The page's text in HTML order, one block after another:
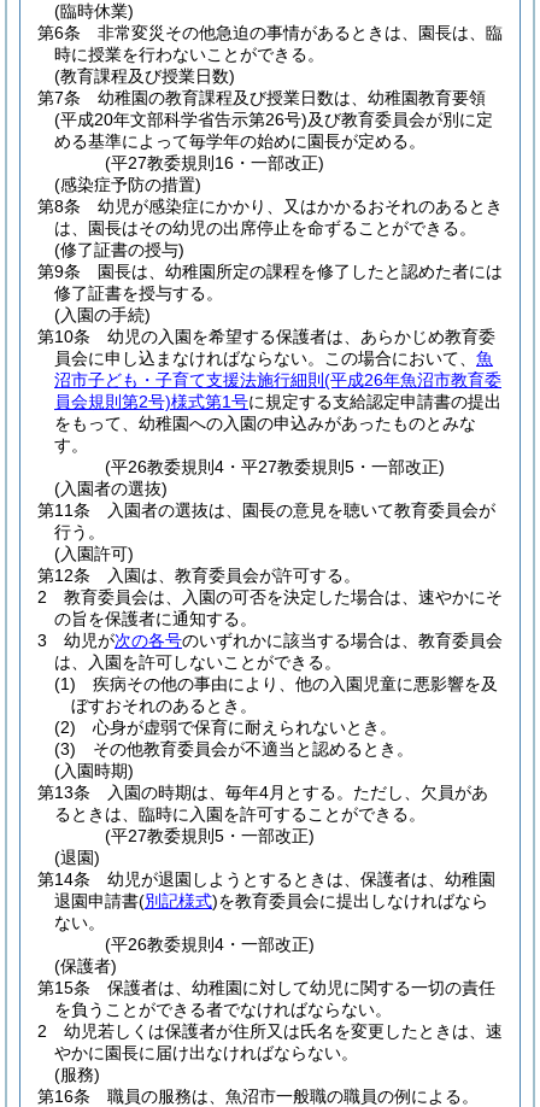
(臨時休業)
第6条
非常変災その他急迫の事情があるときは、園長は、臨
時に授業を行わないことができる。
(教育課程及び授業日数)
第7条
幼稚園の教育課程及び授業日数は、幼稚園教育要領
(平成20年文部科学省告示第26号)及び教育委員会が別に定
める基準によって毎学年の始めに園長が定める。
(平27教委規則16・一部改正)
(感染症予防の措置)
第8条
幼児が感染症にかかり、又はかかるおそれのあるとき
は、園長はその幼児の出席停止を命ずることができる。
(修了証書の授与)
第9条
園長は、幼稚園所定の課程を修了したと認めた者には
修了証書を授与する。
(入園の手続)
第10条
幼児の入園を希望する保護者は、あらかじめ教育委
員会に申し込まなければならない。
この場合において、 魚
沼市子ども・子育て支援法施行細則 (平成26年魚沼市教育委
員会規則第2号)様式第1号に規定する支給認定申請書の提出
をもって、幼稚園への入園の申込みがあったものとみな
す。
(平26教委規則4・平27教委規則5・一部改正)
(入園者の選抜)
第11条
入園者の選抜は、園長の意見を聴いて教育委員会が
行う。
(入園許可)
第12条
入園は、教育委員会が許可する。
2
教育委員会は、入園の可否を決定した場合は、速やかにそ
の旨を保護者に通知する。
3
幼児が次の各号のいずれかに該当する場合は、教育委員会
は、入園を許可しないことができる。
(1)
疾病その他の事由により、他の入園児童に悪影響を及
ぼすおそれのあるとき。
(2)
心身が虚弱で保育に耐えられないとき。
(3)
その他教育委員会が不適当と認めるとき。
(入園時期)
第13条
入園の時期は、毎年4月とする。 ただし、欠員があ
るときは、臨時に入園を許可することができる。
(平27教委規則5・一部改正)
(退園)
第14条
幼児が退園しようとするときは、保護者は、幼稚園
退園申請書(別記様式)を教育委員会に提出しなければなら
ない。
(平26教委規則4・一部改正)
(保護者)
第15条
保護者は、幼稚園に対して幼児に関する一切の責任
を負うことができる者でなければならない。
2
幼児若しくは保護者が住所又は氏名を変更したときは、速
やかに園長に届け出なければならない。
(服務)
第16条
職員の服務は、魚沼市一般職の職員の例による。